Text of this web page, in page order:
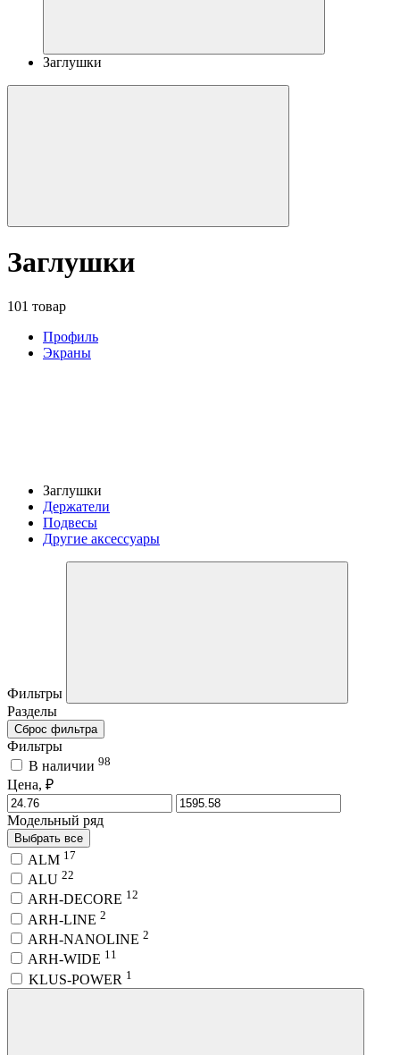
Заглушки
Заглушки
101 товар
Профиль
Экраны
Заглушки
Держатели
Подвесы
Другие аксессуары
Фильтры
Разделы
Сброс фильтра
Фильтры
В наличии 98
Цена, ₽
Модельный ряд
Выбрать все
ALM 17
ALU 22
ARH-DECORE 12
ARH-LINE 2
ARH-NANOLINE 2
ARH-WIDE 11
KLUS-POWER 1